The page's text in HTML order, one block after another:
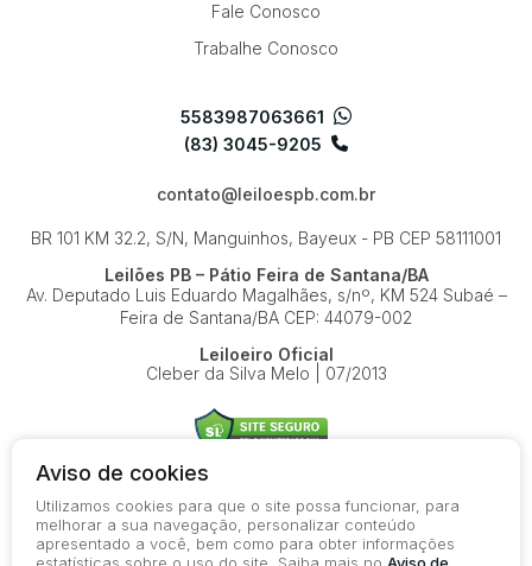
Fale Conosco
Trabalhe Conosco
5583987063661
(83) 3045-9205
contato@leiloespb.com.br
BR 101 KM 32.2, S/N, Manguinhos, Bayeux - PB CEP 58111001
Leilões PB – Pátio Feira de Santana/BA
Av. Deputado Luis Eduardo Magalhães, s/nº, KM 524Subaé –
Feira de Santana/BA CEP: 44079-002
Leiloeiro Oficial
Cleber da Silva Melo | 07/2013
© 2026-present - Todos os direitos reservados
Política de Privacidade
Aviso de cookies
Utilizamos cookies para que o site possa funcionar, para
melhorar a sua navegação, personalizar conteúdo
apresentado a você, bem como para obter informações